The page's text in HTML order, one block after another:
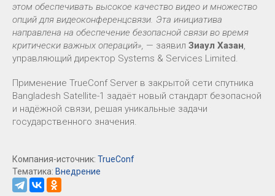
этом обеспечивать высокое качество видео и множество
опций для видеоконференцсвязи. Эта инициатива
направлена на обеспечение безопасной связи во время
критически важных операций», — заявил Зиаул Хазан,
управляющий директор Systems & Services Limited.
Применение TrueConf Server в закрытой сети спутника
Bangladesh Satellite-1 задаёт новый стандарт безопасной
и надёжной связи, решая уникальные задачи
государственного значения.
Компания-источник: TrueConf
Тематика: Внедрение